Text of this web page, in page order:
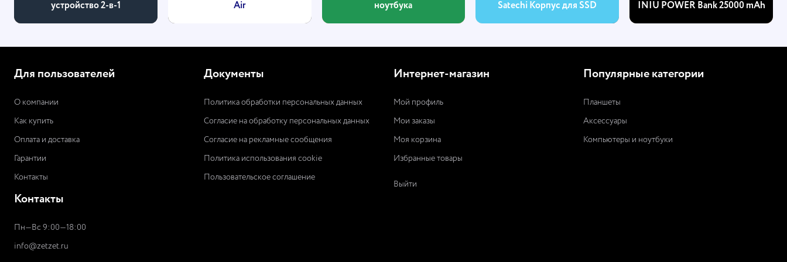
устройство 2-в-1
Air
ноутбука
Satechi Корпус для SSD INIU POWER Bank 25000 mAh
Для пользователей
О компании
Как купить
Оплата и доставка
Гарантии
Контакты
Документы
Политика обработки персональных данных
Согласие на обработку персональных данных
Согласие на рекламные сообщения
Политика использования cookie
Пользовательское соглашение
Интернет-магазин
Мой профиль
Мои заказы
Моя корзина
Избранные товары
Выйти
Популярные категории
Планшеты
Аксессуары
Компьютеры и ноутбуки
Контакты
Пн—Вс 9:00—18:00
info@zetzet.ru